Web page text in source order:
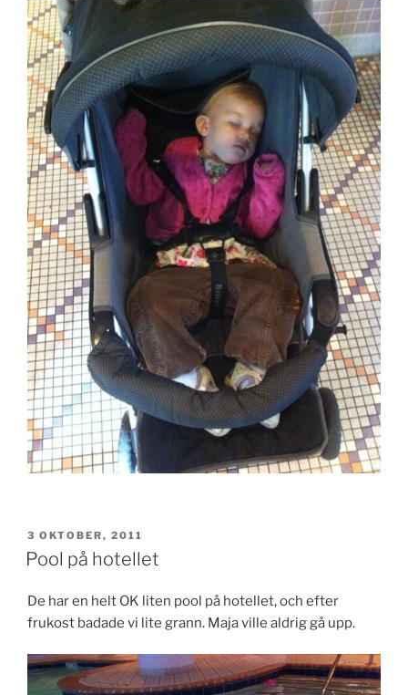
PUBLICERAT
3 OKTOBER, 2011
Pool på hotellet
De har en helt OK liten pool på hotellet, och efter
frukost badade vi lite grann. Maja ville aldrig gå upp.